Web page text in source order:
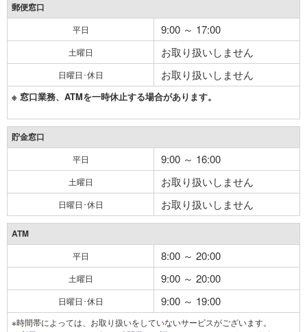
郵便窓口
平日 9:00 ～ 17:00
土曜日 お取り扱いしません
日曜日･休日 お取り扱いしません
※ 窓口業務、ATMを一時休止する場合があります。
貯金窓口
平日 9:00 ～ 16:00
土曜日 お取り扱いしません
日曜日･休日 お取り扱いしません
ATM
平日 8:00 ～ 20:00
土曜日 9:00 ～ 20:00
日曜日･休日 9:00 ～ 19:00
※時間帯によっては、お取り扱いをしていないサービスがございます。